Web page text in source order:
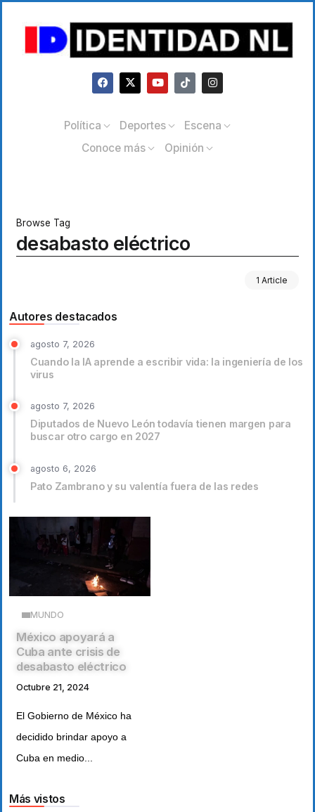
Política Deportes
Escena
Conoce más
Opinión
Browse Tag
desabasto eléctrico
1 Article
Autores destacados
agosto 7, 2026
Cuando la IA aprende a escribir vida: la ingeniería de los
virus
agosto 7, 2026
Diputados de Nuevo León todavía tienen margen para
buscar otro cargo en 2027
agosto 6, 2026
Pato Zambrano y su valentía fuera de las redes
MUNDO
México apoyará a
Cuba ante crisis de
desabasto eléctrico
Octubre 21, 2024
El Gobierno de México ha
decidido brindar apoyo a
Cuba en medio...
Más vistos